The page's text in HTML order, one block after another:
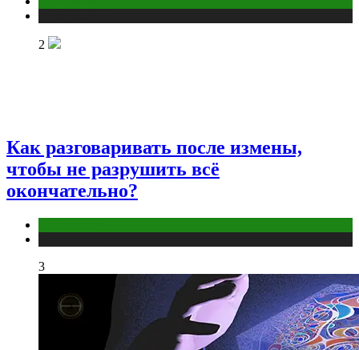
2
Как разговаривать после измены,
чтобы не разрушить всё
окончательно?
3